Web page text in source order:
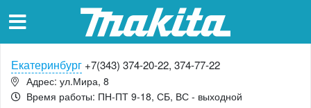
Екатеринбург +7(343) 374-20-22, 374-77-22
Адрес: ул.Мира, 8
Время работы: ПН-ПТ 9-18, СБ, ВС - выходной